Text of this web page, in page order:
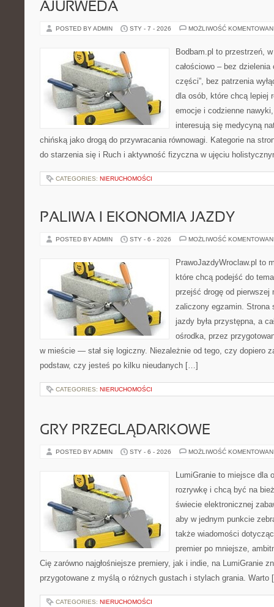
AJURWEDA
POSTED BY ADMIN STY - 7 - 2026 MOŻLIWOŚĆ
Bodbam.pl to przestrzeń,
całościowo – bez dzielenia
części”, bez patrzenia
dla osób, które chcą lepiej
emocje i codzienne
interesują się medycyną
chińską jako drogą do przywracania równowagi. Kategorie na
do starzenia się i Ruch i aktywność fizyczna w ujęciu
CATEGORIES: NIERUCHOMOŚCI
PALIWA I EKONOMIA JAZDY
POSTED BY ADMIN STY - 6 - 2026 MOŻLIWOŚĆ
PrawoJazdyWroclaw.pl to
które chcą podejść do
przejść drogę od pierwszej
zaliczony egzamin. Strona
jazdy była przystępna, a
ośrodka, przez
w mieście — stał się logiczny. Niezależnie od tego, czy dopiero
podstaw, czy jesteś po kilku nieudanych […]
CATEGORIES: NIERUCHOMOŚCI
GRY PRZEGLĄDARKOWE
POSTED BY ADMIN STY - 6 - 2026 MOŻLIWOŚĆ
LumiGranie to miejsce dla
rozrywkę i chcą być na
świecie elektronicznej
aby w jednym punkcie
także wiadomości
premier po mniejsze,
Cię zarówno najgłośniejsze premiery, jak i indie, na LumiGranie
przygotowane z myślą o różnych gustach i stylach grania.
CATEGORIES: NIERUCHOMOŚCI